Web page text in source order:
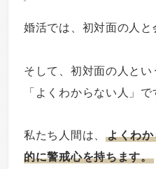
婚活では、初対面の人と
そして、初対面の人と
「よくわからない人」で
私たち人間は、よくわ
的に警戒心を持ちます。